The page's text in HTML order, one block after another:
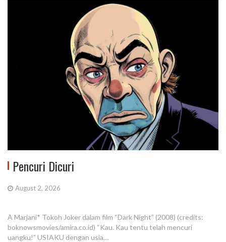
Pencuri Dicuri
August 2, 2026
A Marjani* Tokoh Joker dalam film “Dark Night” (2008) (credits:
boknowsmovies/amira.co.id) “Kau. Kau tentu telah mencuri
uangku!” USIAKU dengan usia…